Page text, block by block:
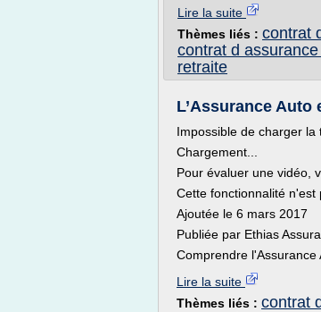
Lire la suite
Thèmes liés : contrat
contrat d
retraite
L’Assurance Auto
Impossible de charger la
Chargement...
Pour évaluer une vidéo,
Cette fonctionnalité n'est
Ajoutée le 6 mars 2017
Publiée par Ethias
Comprendre l'Assurance
Lire la suite
Thèmes liés : contrat